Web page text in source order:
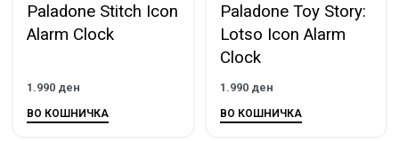
Paladone Stitch Icon
Alarm Clock
1.990 ден
ВО КОШНИЧКА
Paladone Toy Story:
Lotso Icon Alarm
Clock
1.990 ден
ВО КОШНИЧКА